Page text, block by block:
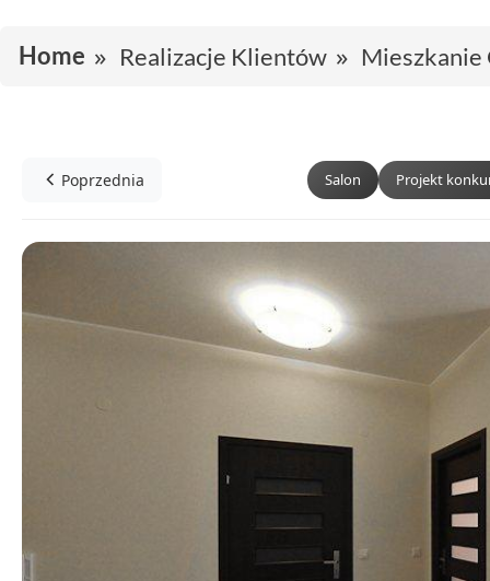
Home Realizacje Klientów Mieszkanie
Poprzednia Salon Projekt